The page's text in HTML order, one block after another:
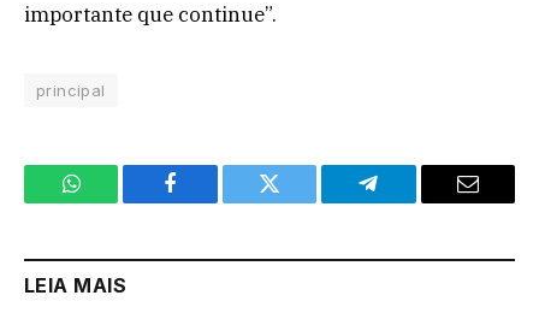
importante que continue”.
principal
WhatsApp Facebook Twitter Telegram Email
LEIA MAIS